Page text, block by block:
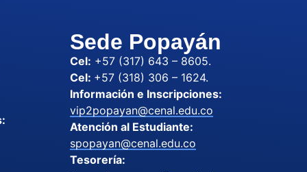
Sede Popayán
Cel: +57 (317) 643 – 8605.
Cel: +57 (318) 306 – 1624.
Información e Inscripciones:
vip2popayan@cenal.edu.co
Atención al Estudiante:
spopayan@cenal.edu.co
Tesorería: